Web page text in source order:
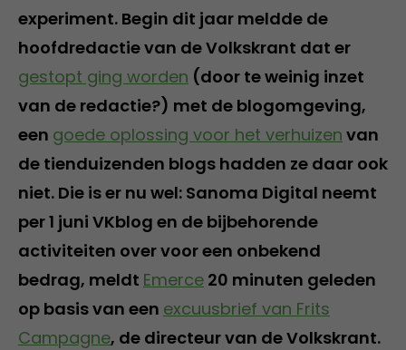
experiment. Begin dit jaar meldde de
hoofdredactie van de Volkskrant dat er
gestopt ging worden (door te weinig inzet
van de redactie?) met de blogomgeving,
een goede oplossing voor het verhuizen van
de tienduizenden blogs hadden ze daar ook
niet. Die is er nu wel: Sanoma Digital neemt
per 1 juni VKblog en de bijbehorende
activiteiten over voor een onbekend
bedrag, meldt Emerce 20 minuten geleden
op basis van een excuusbrief van Frits
Campagne, de directeur van de Volkskrant.